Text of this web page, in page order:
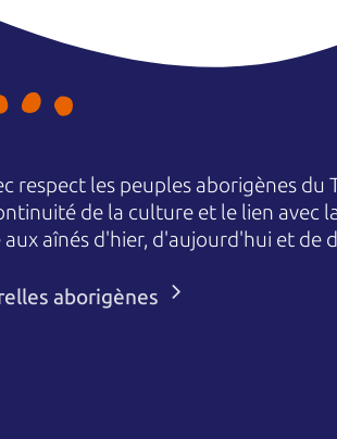
respect les peuples aborigènes
de la culture et le lien avec
aînés d'hier, d'aujourd'hui et de
aborigènes